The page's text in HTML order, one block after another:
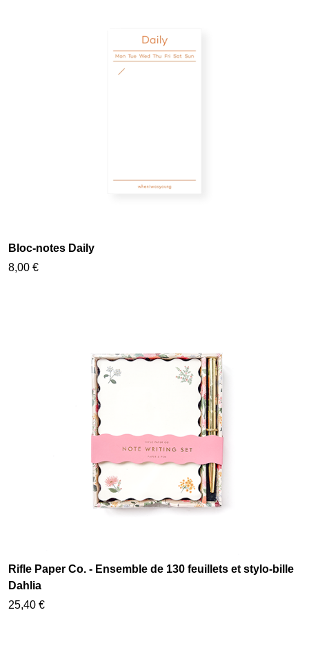
Bloc-notes Daily
8,00 €
Rifle Paper Co. - Ensemble de 130 feuillets et stylo-bille
Dahlia
25,40 €